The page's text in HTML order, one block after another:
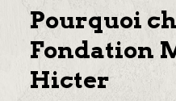
Pourquoi
Fondation
Hicter